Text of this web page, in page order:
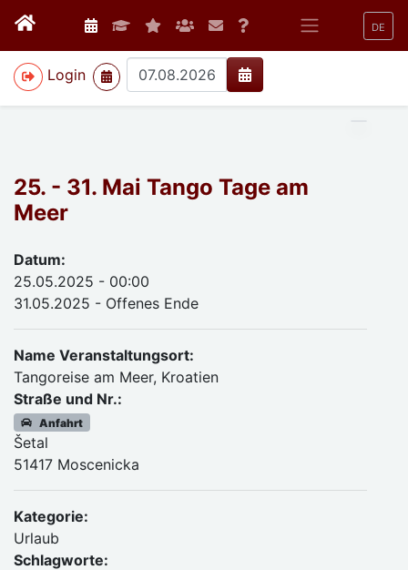
DE
Login
>
25. - 31. Mai Tango Tage am
Meer
Datum:
25.05.2025 - 00:00
31.05.2025 - Offenes Ende
Name Veranstaltungsort:
Tangoreise am Meer, Kroatien
Straße und Nr.:
Anfahrt
Šetal
51417 Moscenicka
Kategorie:
Urlaub
Schlagworte: